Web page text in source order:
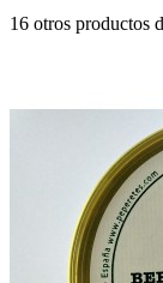
16 otros productos